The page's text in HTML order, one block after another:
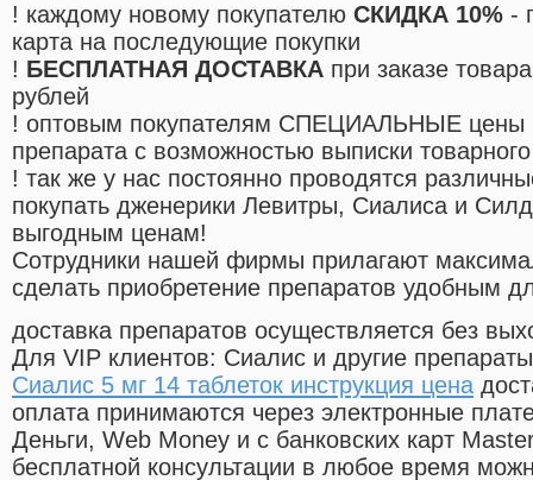
! каждому новому покупателю СКИДКА 10% -
карта на последующие покупки
! БЕСПЛАТНАЯ ДОСТАВКА при заказе
рублей
! оптовым покупателям СПЕЦИАЛЬНЫЕ цены
препарата с возможностью выписки
! так же у нас постоянно проводятся
покупать дженерики Левитры, Сиалиса и
выгодным ценам!
Cотрудники нашей фирмы прилагают
сделать приобретение препаратов удобным
доставка препаратов осуществляется без
Для VIP клиентов: Сиалис и другие
Сиалис 5 мг 14 таблеток инструкция цена
оплата принимаются через электронные
Деньги, Web Money и с банковских карт
бесплатной консультации в любое время